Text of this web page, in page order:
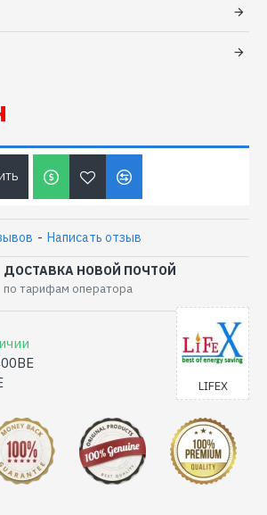
LIFEX
- Написать отзыв
ДОСТАВКА НОВОЙ ПОЧТОЙ
по тарифам оператора